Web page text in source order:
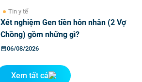
Tin y tế
Xét nghiệm Gen tiền hôn nhân (2 Vợ
Chồng) gồm những gì?
06/08/2026
Xem tất cả